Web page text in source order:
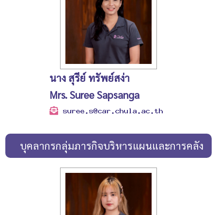
นาง สุรีย์ ทรัพย์สง่า
Mrs. Suree Sapsanga
บุคลากรกลุ่มภารกิจบริหารแผนและการคลัง